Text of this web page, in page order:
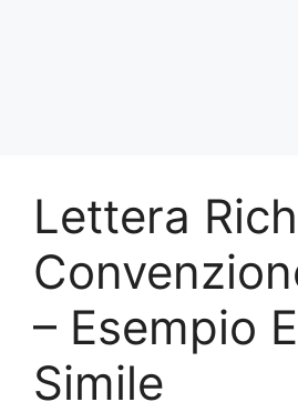
Lettera
– Esempio
Simile